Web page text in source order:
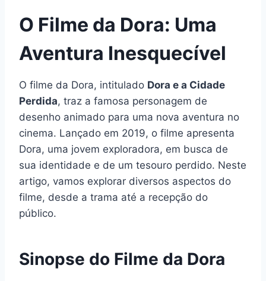
O Filme da Dora: Uma
Aventura Inesquecível
O filme da Dora, intitulado Dora e a Cidade
Perdida, traz a famosa personagem de
desenho animado para uma nova aventura no
cinema. Lançado em 2019, o filme apresenta
Dora, uma jovem exploradora, em busca de
sua identidade e de um tesouro perdido. Neste
artigo, vamos explorar diversos aspectos do
filme, desde a trama até a recepção do
público.
Sinopse do Filme da Dora